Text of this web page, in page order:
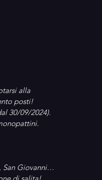
alla
posti!
30/09/2024).
San Giovanni…